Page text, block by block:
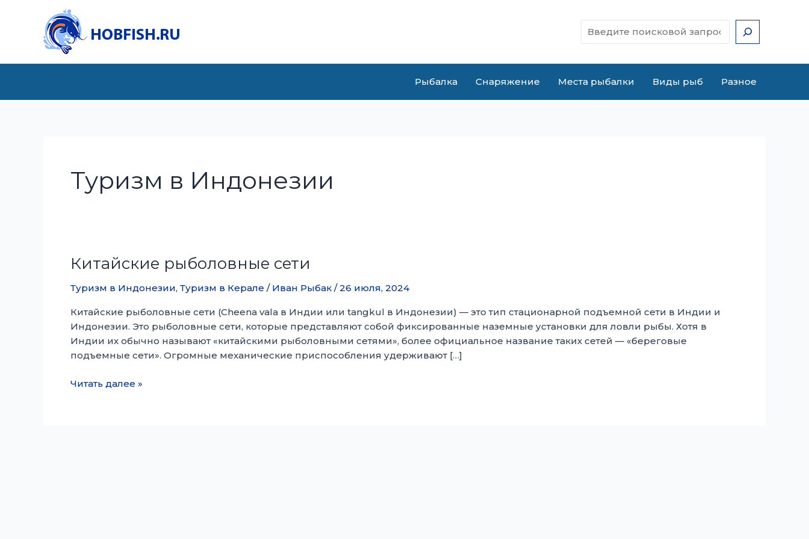
содержимому
Рыбалка Снаряжение Места рыбалки Виды рыб Разное
Туризм в Индонезии
Китайские рыболовные сети
Туризм в Индонезии, Туризм в Керале / Иван Рыбак /26 июля, 2024
Китайские рыболовные сети (Cheena vala в Индии или tangkul в Индонезии) — это тип стационарной подъемной сети в Индии и
Индонезии. Это рыболовные сети, которые представляют собой фиксированные наземные установки для ловли рыбы. Хотя в
Индии их обычно называют «китайскими рыболовными сетями», более официальное название таких сетей — «береговые
подъемные сети». Огромные механические приспособления удерживают […]
Китайские
Читать далее »